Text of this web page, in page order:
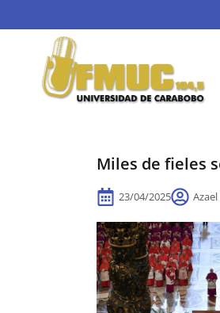
Miles de fieles
23/04/2025